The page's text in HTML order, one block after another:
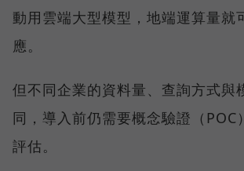
動用雲端大型模型，地端運算量就
應。
但不同企業的資料量、查詢方式與
同，導入前仍需要概念驗證（POC
評估。